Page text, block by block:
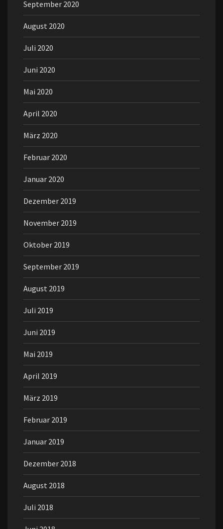
September 2020
August 2020
Juli 2020
Juni 2020
Mai 2020
April 2020
März 2020
Februar 2020
Januar 2020
Dezember 2019
November 2019
Oktober 2019
September 2019
August 2019
Juli 2019
Juni 2019
Mai 2019
April 2019
März 2019
Februar 2019
Januar 2019
Dezember 2018
August 2018
Juli 2018